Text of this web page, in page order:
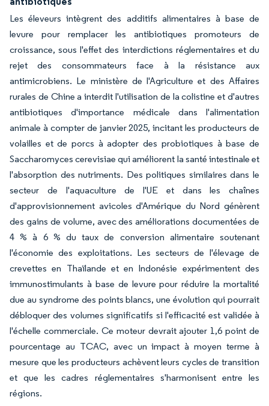
Les éleveurs intègrent des additifs alimentaires à base de
levure pour remplacer les antibiotiques promoteurs de
croissance, sous l'effet des interdictions réglementaires et du
rejet des consommateurs face à la résistance aux
antimicrobiens. Le ministère de l'Agriculture et des Affaires
rurales de Chine a interdit l'utilisation de la colistine et d'autres
antibiotiques d'importance médicale dans l'alimentation
animale à compter de janvier 2025, incitant les producteurs de
volailles et de porcs à adopter des probiotiques à base de
Saccharomyces cerevisiae qui améliorent la santé intestinale et
l'absorption des nutriments. Des politiques similaires dans le
secteur de l'aquaculture de l'UE et dans les chaînes
d'approvisionnement avicoles d'Amérique du Nord génèrent
des gains de volume, avec des améliorations documentées de
4 % à 6 % du taux de conversion alimentaire soutenant
l'économie des exploitations. Les secteurs de l'élevage de
crevettes en Thaïlande et en Indonésie expérimentent des
immunostimulants à base de levure pour réduire la mortalité
due au syndrome des points blancs, une évolution qui pourrait
débloquer des volumes significatifs si l'efficacité est validée à
l'échelle commerciale. Ce moteur devrait ajouter 1,6 point de
pourcentage au TCAC, avec un impact à moyen terme à
mesure que les producteurs achèvent leurs cycles de transition
et que les cadres réglementaires s'harmonisent entre les
régions.